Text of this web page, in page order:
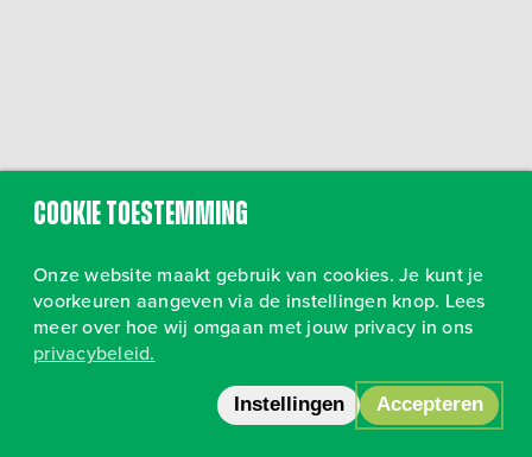
Volg ons op Instagram•Privacy
Cookie toestemming
Onze website maakt gebruik van cookies. Je kunt je
voorkeuren aangeven via de instellingen knop. Lees
meer over hoe wij omgaan met jouw privacy in ons
privacybeleid.
Instellingen Accepteren